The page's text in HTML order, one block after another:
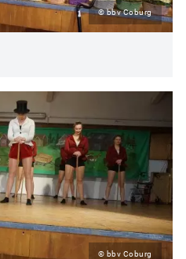
© bbv Coburg
© bbv Coburg